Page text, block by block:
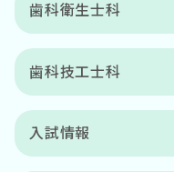
歯科衛生士科
歯科技工士科
入試情報